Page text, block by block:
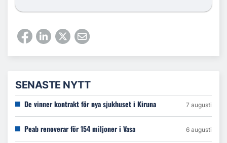
SENASTE NYTT
De vinner kontrakt för nya sjukhuset i Kiruna 7 augusti
Peab renoverar för 154 miljoner i Vasa 6 augusti